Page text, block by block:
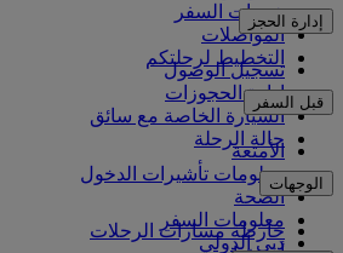
خدمات السفر
المواصلات
التخطيط لرحلتكم
إدارة الحجز
تسجيل الوصول
إدارة الحجوزات
السيارة الخاصة مع سائق
حالة الرحلة
قبل السفر
الأمتعة
معلومات تأشيرات الدخول
الصحة
معلومات السفر
دبي الدولي
الوجهات
خارطة مسارات الرحلات